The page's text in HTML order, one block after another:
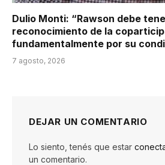
Dulio Monti: “Rawson debe
reconocimiento de la
fundamentalmente por su
7 agosto, 2026
DEJAR UN COMENTARIO
Lo siento, tenés que estar
un comentario.